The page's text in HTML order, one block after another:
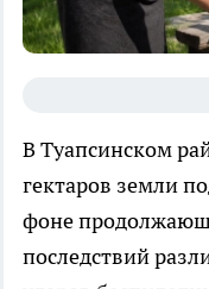
В Туапсинском
гектаров земли
фоне
последствий